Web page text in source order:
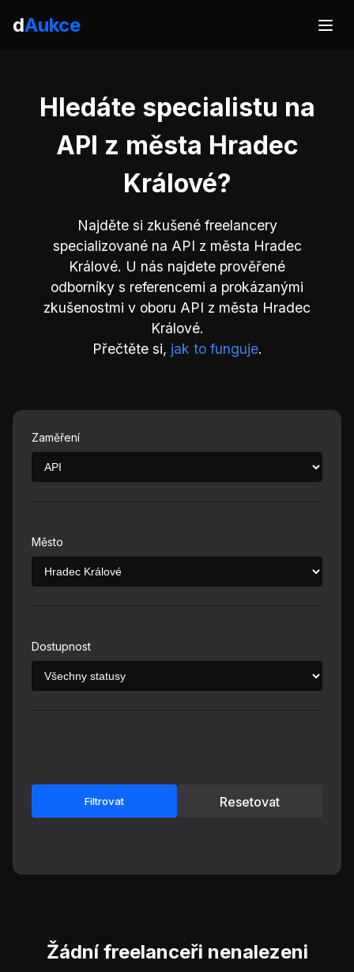
dAukce
Hledáte specialistu na
API z města Hradec
Králové?
Najděte si zkušené freelancery
specializované na API z města Hradec
Králové. U nás najdete prověřené
odborníky s referencemi a prokázanými
zkušenostmi v oboru API z města Hradec
Králové.
Přečtěte si, jak to funguje.
Zaměření
Město
Dostupnost
Filtrovat Resetovat
Žádní freelanceři nenalezeni